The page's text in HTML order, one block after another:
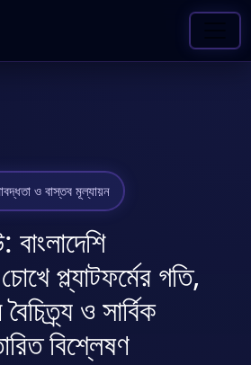
ও বাস্তব মূল্যায়ন
প্ল্যাটফর্মের গতি,
ও সার্বিক
বিশ্লেষণ